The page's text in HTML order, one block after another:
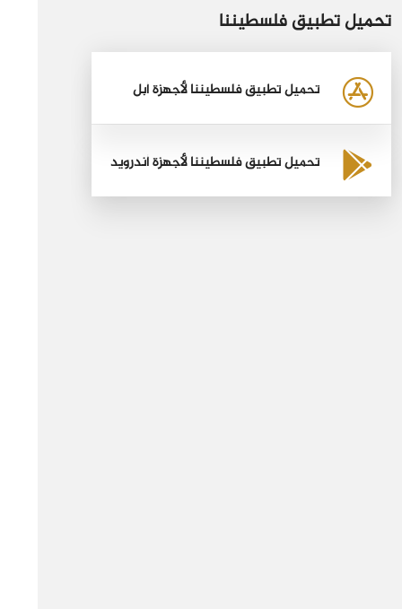
تحميل تطبيق فلسطيننا
تحميل تطبيق فلسطيننا لأجهزة أبل
تحميل تطبيق فلسطيننا لأجهزة أندرويد